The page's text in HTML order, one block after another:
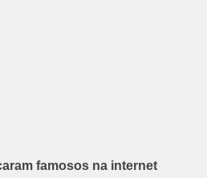
famosos na internet